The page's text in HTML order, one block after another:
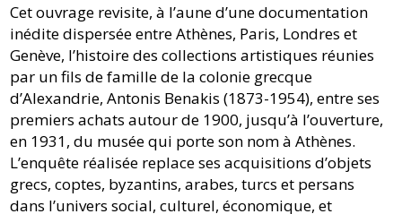
Cet ouvrage revisite, à l’aune d’une documentation
inédite dispersée entre Athènes, Paris, Londres et
Genève, l’histoire des collections artistiques réunies
par un fils de famille de la colonie grecque
d’Alexandrie, Antonis Benakis (1873-1954), entre ses
premiers achats autour de 1900, jusqu’à l’ouverture,
en 1931, du musée qui porte son nom à Athènes.
L’enquête réalisée replace ses acquisitions d’objets
grecs, coptes, byzantins, arabes, turcs et persans
dans l’univers social, culturel, économique, et